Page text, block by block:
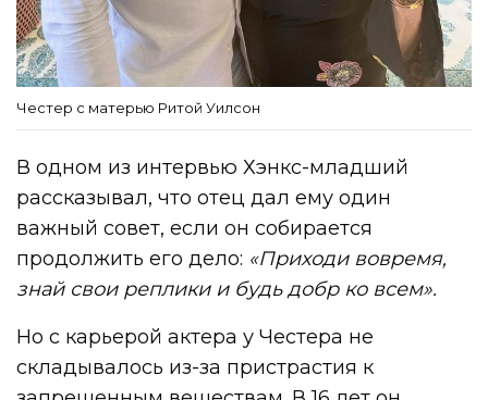
Честер с матерью Ритой Уилсон
В одном из интервью Хэнкс-младший
рассказывал, что отец дал ему один
важный совет, если он собирается
продолжить его дело: «Приходи вовремя,
знай свои реплики и будь добр ко всем».
Но с карьерой актера у Честера не
складывалось из-за пристрастия к